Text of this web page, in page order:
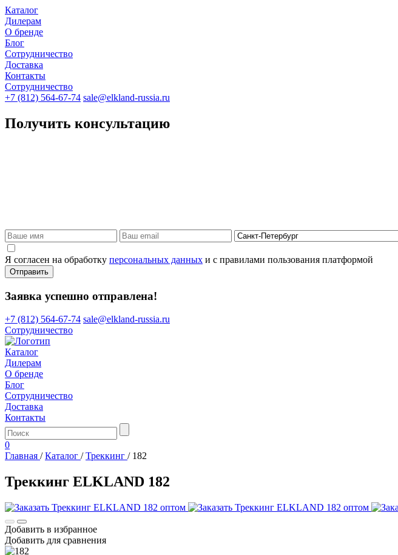
Каталог
Дилерам
О бренде
Блог
Сотрудничество
Доставка
Контакты
Сотрудничество
+7 (812) 564-67-74 sale@elkland-russia.ru
Получить консультацию
Я согласен на обработку персональных данных и с правилами пользования платформой
Отправить
Заявка успешно отправлена!
+7 (812) 564-67-74 sale@elkland-russia.ru
Сотрудничество
Каталог
Дилерам
О бренде
Блог
Сотрудничество
Доставка
Контакты
0
Главная / Каталог / Треккинг / 182
Треккинг ELKLAND 182
Добавить в избранное
Добавить для сравнения